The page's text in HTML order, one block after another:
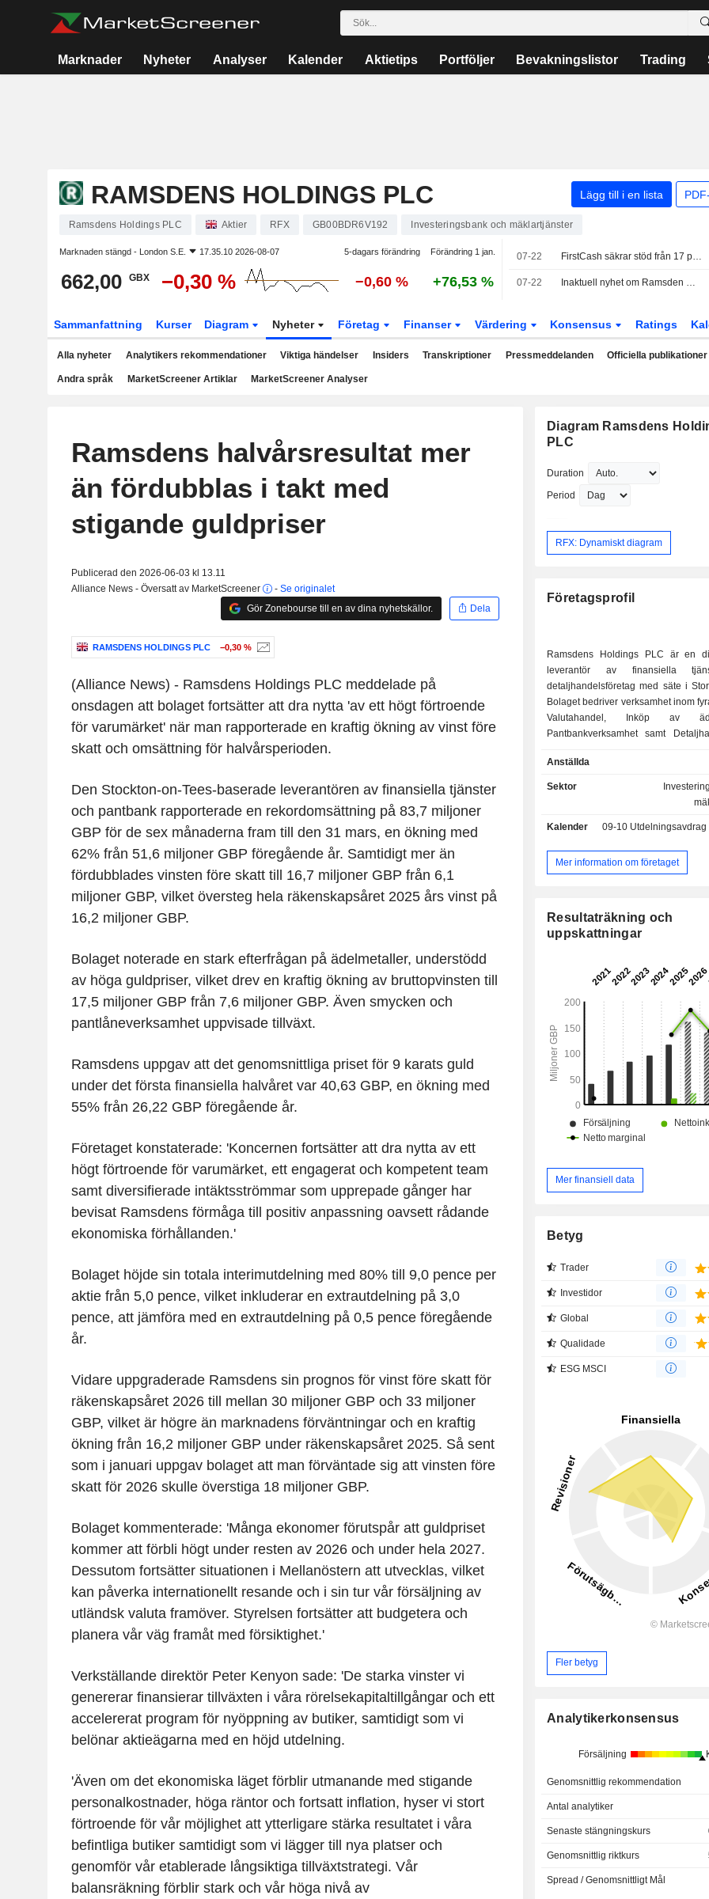
Marknader Nyheter Analyser Kalender Aktietips Portföljer Bevakningslistor Trading
RAMSDENS HOLDINGS PLC Lägg till i en lista
Ramsdens Holdings PLC Aktier RFX GB00BDR6V192 Investeringsbank och mäklartjänster
Marknaden stängd - London S.E. 17.35.10 2026-08-07 5-dagars förändring Förändring 1 jan.
662,00 GBX −0,30 % −0,60 % +76,53 %
07-22 FirstCash säkrar stöd från 17 procent av Ramsdens aktieägare inför planerat uppköp
07-22 Inaktuell nyhet om Ramsden Holdings dras tillbaka
Sammanfattning Kurser Diagram Nyheter Företag Finanser Värdering Konsensus Ratings
Alla nyheter Analytikers rekommendationer Viktiga händelser Insiders Transkriptioner Pressmeddelanden Officiella publikationer
Andra språk MarketScreener Artiklar MarketScreener Analyser
Ramsdens halvårsresultat mer
än fördubblas i takt med
stigande guldpriser
Publicerad den 2026-06-03 kl 13.11
Alliance News - Översatt av MarketScreener
- Se originalet
Gör Zonebourse till en av dina nyhetskällor.
Dela
RAMSDENS HOLDINGS PLC −0,30 %
(Alliance News) - Ramsdens Holdings PLC meddelade på
onsdagen att bolaget fortsätter att dra nytta 'av ett högt förtroende
för varumärket' när man rapporterade en kraftig ökning av vinst före
skatt och omsättning för halvårsperioden.
Den Stockton-on-Tees-baserade leverantören av finansiella tjänster
och pantbank rapporterade en rekordomsättning på 83,7 miljoner
GBP för de sex månaderna fram till den 31 mars, en ökning med
62% från 51,6 miljoner GBP föregående år. Samtidigt mer än
fördubblades vinsten före skatt till 16,7 miljoner GBP från 6,1
miljoner GBP, vilket översteg hela räkenskapsåret 2025 års vinst på
16,2 miljoner GBP.
Bolaget noterade en stark efterfrågan på ädelmetaller, understödd
av höga guldpriser, vilket drev en kraftig ökning av bruttopvinsten till
17,5 miljoner GBP från 7,6 miljoner GBP. Även smycken och
pantlåneverksamhet uppvisade tillväxt.
Ramsdens uppgav att det genomsnittliga priset för 9 karats guld
under det första finansiella halvåret var 40,63 GBP, en ökning med
55% från 26,22 GBP föregående år.
Företaget konstaterade: 'Koncernen fortsätter att dra nytta av ett
högt förtroende för varumärket, ett engagerat och kompetent team
samt diversifierade intäktsströmmar som upprepade gånger har
bevisat Ramsdens förmåga till positiv anpassning oavsett rådande
ekonomiska förhållanden.'
Bolaget höjde sin totala interimutdelning med 80% till 9,0 pence per
aktie från 5,0 pence, vilket inkluderar en extrautdelning på 3,0
pence, att jämföra med en extrautdelning på 0,5 pence föregående
år.
Vidare uppgraderade Ramsdens sin prognos för vinst före skatt för
räkenskapsåret 2026 till mellan 30 miljoner GBP och 33 miljoner
GBP, vilket är högre än marknadens förväntningar och en kraftig
ökning från 16,2 miljoner GBP under räkenskapsåret 2025. Så sent
som i januari uppgav bolaget att man förväntade sig att vinsten före
skatt för 2026 skulle överstiga 18 miljoner GBP.
Bolaget kommenterade: 'Många ekonomer förutspår att guldpriset
kommer att förbli högt under resten av 2026 och under hela 2027.
Dessutom fortsätter situationen i Mellanöstern att utvecklas, vilket
kan påverka internationellt resande och i sin tur vår försäljning av
utländsk valuta framöver. Styrelsen fortsätter att budgetera och
planera vår väg framåt med försiktighet.'
Verkställande direktör Peter Kenyon sade: 'De starka vinster vi
genererar finansierar tillväxten i våra rörelsekapitaltillgångar och ett
accelererat program för nyöppning av butiker, samtidigt som vi
belönar aktieägarna med en höjd utdelning.
'Även om det ekonomiska läget förblir utmanande med stigande
personalkostnader, höga räntor och fortsatt inflation, hyser vi stort
förtroende för vår möjlighet att ytterligare stärka resultatet i våra
befintliga butiker samtidigt som vi lägger till nya platser och
genomför vår etablerade långsiktiga tillväxtstrategi. Vår
balansräkning förblir stark och vår höga nivå av
Diagram Ramsdens
PLC
Duration
Period
RFX: Dynamiskt diagram
Företagsprofil
Ramsdens Holdings PLC är en
leverantör av finansiella
detaljhandelsföretag med säte i
Bolaget bedriver verksamhet inom
Valutahandel, Inköp av
Pantbankverksamhet samt
omfattar köp och försäljning av
till semesterfirare.
av transaktioner där ett värdefullt
pantbanken som
ädelmetaller köper företaget
smycken, guld och andra
erbjuder även ytterligare
checkinlösen, Western
mottagande av franchiseavgifter.
driver cirka 169 butiker i
Anställda
Sektor
Kalender 09-10 Utdelningsavdrag -
Mer information om företaget
Resultaträkning och
uppskattningar
Mer finansiell data
Betyg
Trader
Investidor
Global
Qualidade
ESG MSCI
Fler betyg
Analytikerkonsensus
Försäljning
Genomsnittlig rekommendation
Antal analytiker
Senaste stängningskurs
Genomsnittlig riktkurs
Spread / Genomsnittligt Mål